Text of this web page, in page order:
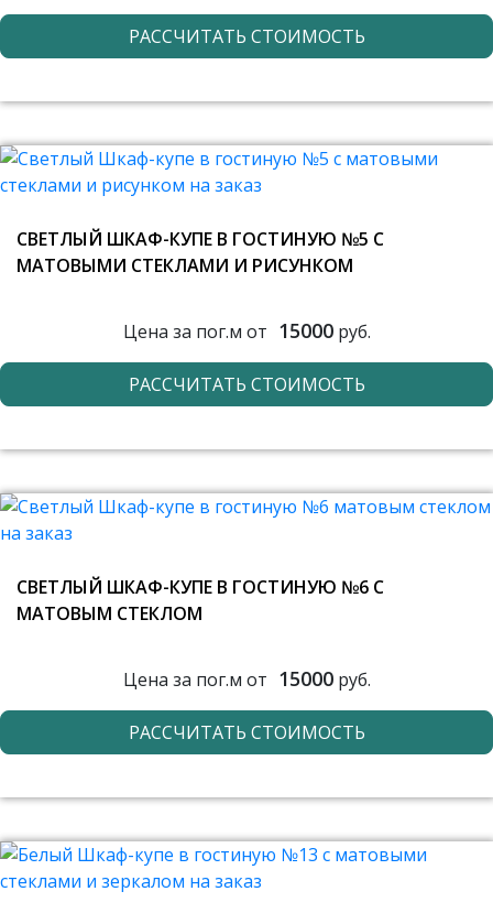
РАССЧИТАТЬ СТОИМОСТЬ
СВЕТЛЫЙ ШКАФ-КУПЕ В ГОСТИНУЮ №5 С
МАТОВЫМИ СТЕКЛАМИ И РИСУНКОМ
Цена за пог.м от 15000руб.
РАССЧИТАТЬ СТОИМОСТЬ
СВЕТЛЫЙ ШКАФ-КУПЕ В ГОСТИНУЮ №6 С
МАТОВЫМ СТЕКЛОМ
Цена за пог.м от 15000руб.
РАССЧИТАТЬ СТОИМОСТЬ